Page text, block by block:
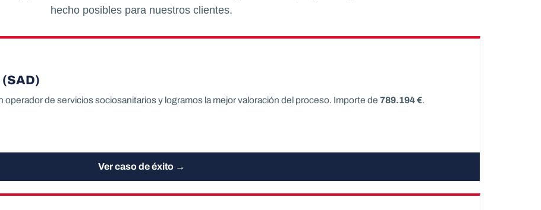
hecho posibles para nuestros clientes.
operador de servicios sociosanitarios y logramos la mejor valoración del proceso. Importe de 789.194 €.
Ver caso de éxito →